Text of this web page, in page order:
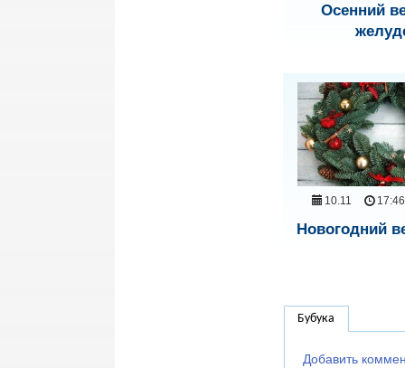
Осенний
10.11 17:46
Новогодний
Бубука
Добавить